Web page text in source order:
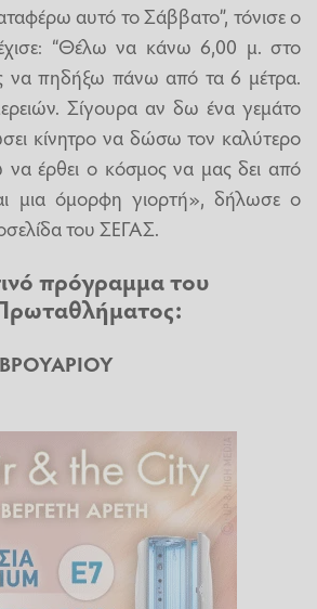
αυτό το Σάββατο”, τόνισε ο
“Θέλω να κάνω 6,00 μ. στο
να πηδήξω πάνω από τα 6 μέτρα.
Σίγουρα αν δω ένα γεμάτο
κίνητρο να δώσω τον καλύτερο
να έρθει ο κόσμος να μας δει από
μια όμορφη γιορτή», δήλωσε ο
του ΣΕΓΑΣ.
πρόγραμμα του